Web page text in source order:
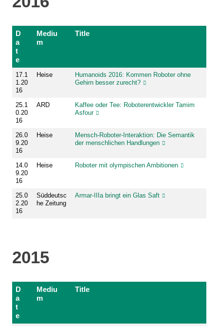
D
a
t
e
Mediu
m
Title
17.1
1.20
16
Heise
Humanoids 2016: Kommen Roboter ohne
Gehirn besser zurecht?
25.1
0.20
16
ARD
Kaffee oder Tee: Roboterentwickler Tamim
Asfour
26.0
9.20
16
Heise
Mensch-Roboter-Interaktion: Die Semantik
der menschlichen Handlungen
14.0
9.20
16
Heise Roboter mit olympischen Ambitionen
25.0
2.20
16
Süddeutsc
he Zeitung
Armar-IIIa bringt ein Glas Saft
2015
D
a
t
e
Mediu
m
Title